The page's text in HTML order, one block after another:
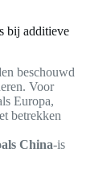
bij additieve
beschouwd
Voor
Europa,
betrekken
China-is